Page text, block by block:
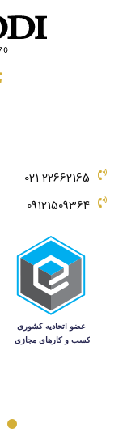
021-22662165
09121509364